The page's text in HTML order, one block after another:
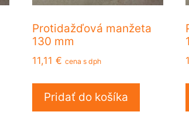
Protidažďová manžeta
130 mm
11,11 € cena s dph
Pridať do košíka